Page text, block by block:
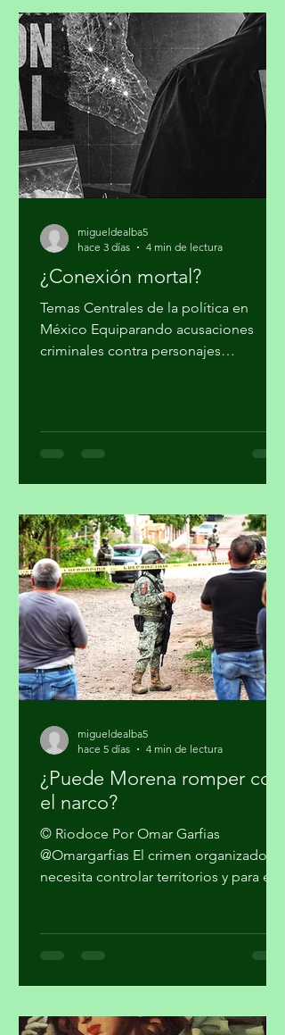
convergencia de conflictos, crisis
climática, inseguridad alimentaria y
desigualdad, al advertir que el mundo
no puede reaccionar a cada desastre
como un hecho independiente.
Guterres sostuvo que las guerras y el
cambio climático agravan las
condiciones de vida de millones de pe
¿Conexión mortal?
Temas Centrales de la política en
México Equiparando acusaciones
estadounidenses. Por Miguel Tirado
Rasso mitirasso@yahoo.com.mx Parte
de las estrategias anunciadas por el
gobierno de los Estados Unidos (EUA)
en su lucha contra el narcotráfico, la
persistencia que tiene el presidente
Donald Trump en qu
hace 3 días
4 min de lectura
¿Puede Morena romper con
el narco?
© Riodoce Por Omar Garfias
@Omargarfias El crimen organizado
se trataba sólo de vender mariguana y
hace 5 días
4 min de lectura